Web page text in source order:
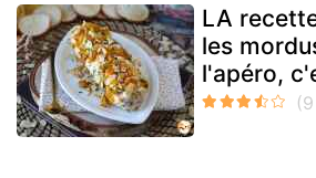
LA
les
l'apéro,